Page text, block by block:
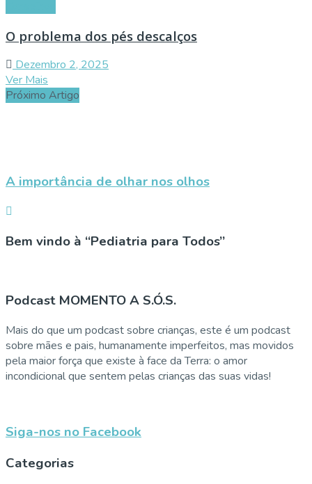
O problema dos pés descalços
Dezembro 2, 2025
Ver Mais
Próximo Artigo
A importância de olhar nos olhos
Bem vindo à “Pediatria para Todos”
Podcast MOMENTO A S.Ó.S.
Mais do que um podcast sobre crianças, este é um podcast
sobre mães e pais, humanamente imperfeitos, mas movidos
pela maior força que existe à face da Terra: o amor
incondicional que sentem pelas crianças das suas vidas!
Siga-nos no Facebook
Categorias